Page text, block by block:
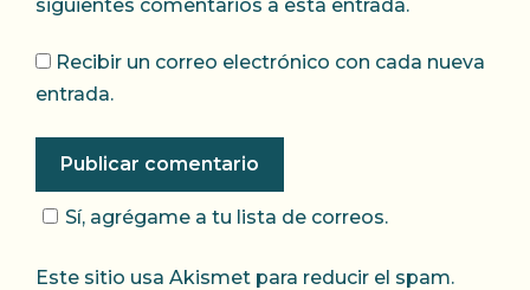
siguientes comentarios a esta entrada.
Recibir un correo electrónico con cada nueva
entrada.
Sí, agrégame a tu lista de correos.
Este sitio usa Akismet para reducir el spam.